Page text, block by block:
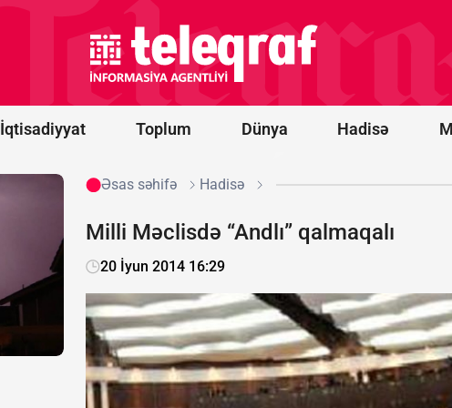
İqtisadiyyat Toplum Dünya Hadisə
idxalına
15 faizlik
gömrük
rüsumu
tətbiq
Əsas səhifə Hadisə
Milli Məclisdə “Andlı” qalmaqalı
20 İyun 2014 16:29